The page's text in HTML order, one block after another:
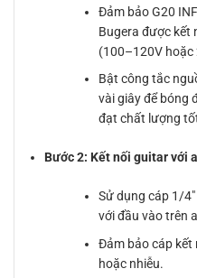
Đảm bảo G20
Bugera được kết
(100–120V hoặc
Bật công tắc
vài giây để bóng
đạt chất lượng
Bước 2: Kết nối guitar với
Sử dụng cáp 1/
với đầu vào trên
Đảm bảo cáp kết
hoặc nhiễu.